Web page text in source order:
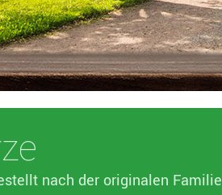
nach der originalen